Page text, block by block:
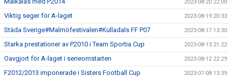
2023-08-20 22:00
Viktig seger för A-laget 2023-08-19 20:33
Städa Sverige#Malmöfestivalen#Kulladals FF P07 2023-08-17 13:30
Starka prestationer av P2010 i Team Sportia Cup 2023-08-13 21:22
Oavgjort för A-laget i serieomstarten 2023-08-12 22:29
F2012/2013 imponerade i Sisters Football Cup 2023-07-08 13:39